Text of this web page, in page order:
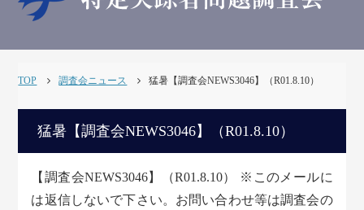
TOP 調査会ニュース 猛暑【調査会NEWS3046】（R01.8.10）
猛暑【調査会NEWS3046】（R01.8.10）
【調査会NEWS3046】（R01.8.10） ※このメールに
は返信しないで下さい。お問い合わせ等は調査会の